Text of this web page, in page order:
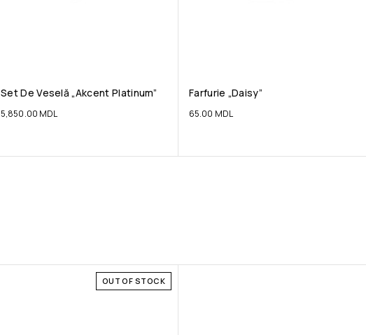
Set De Veselă „Akcent Platinum”
5,850.00 MDL
Farfurie „Daisy”
65.00 MDL
OUT OF STOCK